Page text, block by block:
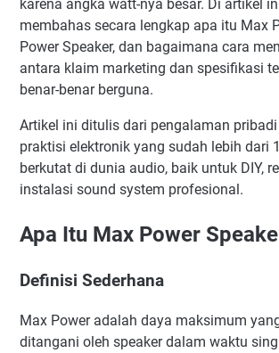
karena angka watt-nya besar. Di artikel
membahas secara lengkap apa itu Max
Power Speaker, dan bagaimana cara
antara klaim marketing dan spesifikasi
benar-benar berguna.
Artikel ini ditulis dari pengalaman
praktisi elektronik yang sudah lebih dari
berkutat di dunia audio, baik untuk DIY,
instalasi sound system profesional.
Apa Itu Max Power
Definisi Sederhana
Max Power adalah daya maksimum
ditangani oleh speaker dalam waktu